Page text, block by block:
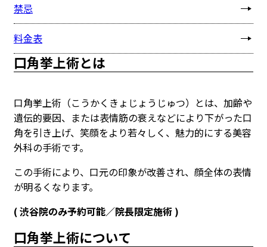
禁忌
料金表
口角挙上術とは
口角挙上術（こうかくきょじょうじゅつ）とは、加齢や
遺伝的要因、または表情筋の衰えなどにより下がった口
角を引き上げ、笑顔をより若々しく、魅力的にする美容
外科の手術です。
この手術により、口元の印象が改善され、顔全体の表情
が明るくなります。
( 渋谷院のみ予約可能／院長限定施術 )
口角挙上術について